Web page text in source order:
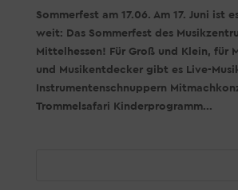
Sommerfest am 17.06. Am 17. Juni ist
weit: Das Sommerfest des
Mittelhessen! Für Groß und Klein, für
und Musikentdecker gibt es Live-
Instrumentenschnuppern
Trommelsafari Kinderprogramm...